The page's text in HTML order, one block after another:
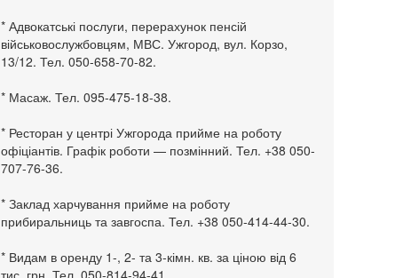
* Адвокатські послуги, перерахунок пенсій
військовослужбовцям, МВС. Ужгород, вул. Корзо,
13/12. Тел. 050-658-70-82.
* Масаж. Тел. 095-475-18-38.
* Ресторан у центрі Ужгорода прийме на роботу
офіціантів. Графік роботи — позмінний. Тел. +38 050-
707-76-36.
* Заклад харчування прийме на роботу
прибиральниць та завгоспа. Тел. +38 050-414-44-30.
* Видам в оренду 1-, 2- та 3-кімн. кв. за ціною від 6
тис. грн. Тел. 050-814-94-41.